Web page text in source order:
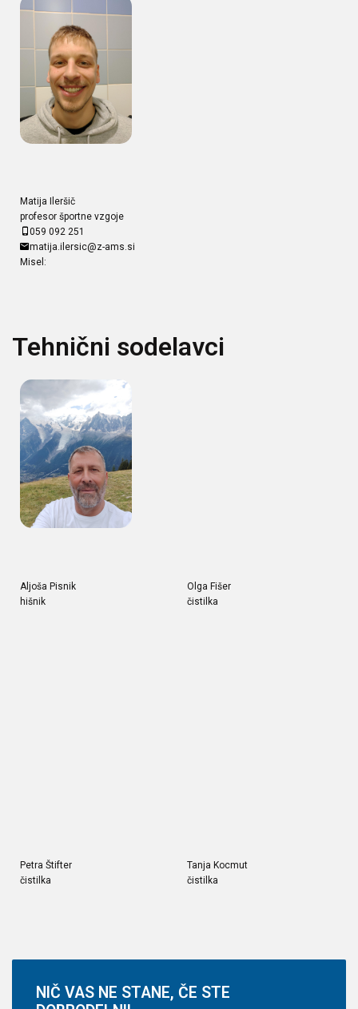
Matija Ileršič
profesor športne vzgoje
059 092 251
matija.ilersic@z-ams.si
Misel:
Tehnični sodelavci
Aljoša Pisnik
hišnik
Olga Fišer
čistilka
Petra Štifter
čistilka
Tanja Kocmut
čistilka
NIČ VAS NE STANE, ČE STE